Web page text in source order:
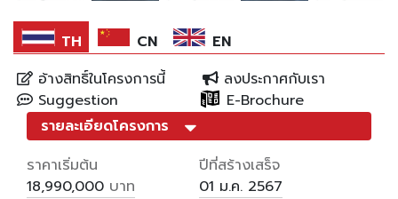
TH CN
EN
อ้างสิทธิ์ในโครงการนี้
ลงประกาศกับเรา
Suggestion
E-Brochure
รายละเอียดโครงการ
ราคาเริ่มต้น
18,990,000 บาท
ปีที่สร้างเสร็จ
01 ม.ค. 2567